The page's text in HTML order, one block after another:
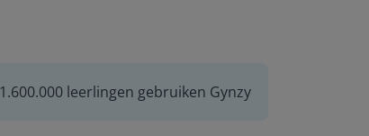
1.600.000 leerlingen gebruiken Gynzy